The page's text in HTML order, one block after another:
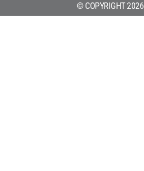
© COPYRIGHT 2026